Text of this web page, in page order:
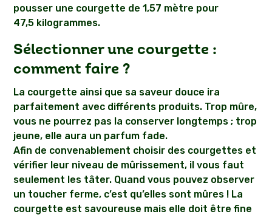
pousser une courgette de 1,57 mètre pour
47,5 kilogrammes.
Sélectionner une courgette :
comment faire ?
La courgette ainsi que sa saveur douce ira
parfaitement avec différents produits. Trop mûre,
vous ne pourrez pas la conserver longtemps ; trop
jeune, elle aura un parfum fade.
Afin de convenablement choisir des courgettes et
vérifier leur niveau de mûrissement, il vous faut
seulement les tâter. Quand vous pouvez observer
un toucher ferme, c’est qu’elles sont mûres ! La
courgette est savoureuse mais elle doit être fine